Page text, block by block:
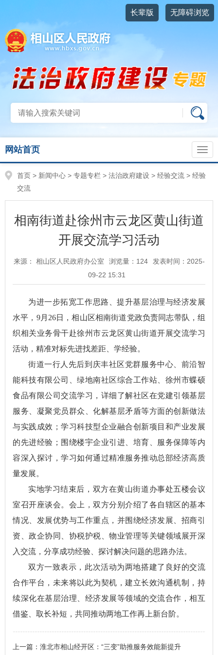
长辈版 无障碍浏览
网站首页
首页 > 新闻中心 > 专题专栏 > 法治政府建设 > 经验交流 > 经验
交流
相南街道赴徐州市云龙区黄山街道
开展交流学习活动
来源： 相山区人民政府办公室 浏览量： 124
发表时间：2025-
09-22 15:31
为进一步拓宽工作思路、提升基层治理与经济发展
水平，9月26日，相山区相南街道党政负责同志带队，组
织相关业务骨干赴徐州市云龙区黄山街道开展交流学习
活动，精准对标先进找差距、学经验。
街道一行人先后到庆丰社区党群服务中心、前沿智
能科技有限公司、绿地南社区综合工作站、徐州市蝶硕
食品有限公司交流学习，详细了解社区在党建引领基层
服务、凝聚党员群众、化解基层矛盾等方面的创新做法
与实践成效；学习科技型企业融合创新项目和产业发展
的先进经验；围绕楼宇企业引进、培育、服务保障等内
容深入探讨，学习如何通过精准服务推动总部经济高质
量发展。
实地学习结束后，双方在黄山街道办事处五楼会议
室召开座谈会。会上，双方分别介绍了各自辖区的基本
情况、发展优势与工作重点，并围绕经济发展、招商引
资、政企协同、协税护税、物业管理等关键领域展开深
入交流，分享成功经验、探讨解决问题的思路办法。
双方一致表示，此次活动为两地搭建了良好的交流
合作平台，未来将以此为契机，建立长效沟通机制，持
续深化在基层治理、经济发展等领域的交流合作，相互
借鉴、取长补短，共同推动两地工作再上新台阶。
上一篇： 淮北市相山经开区：“三变”助推服务效能新提升